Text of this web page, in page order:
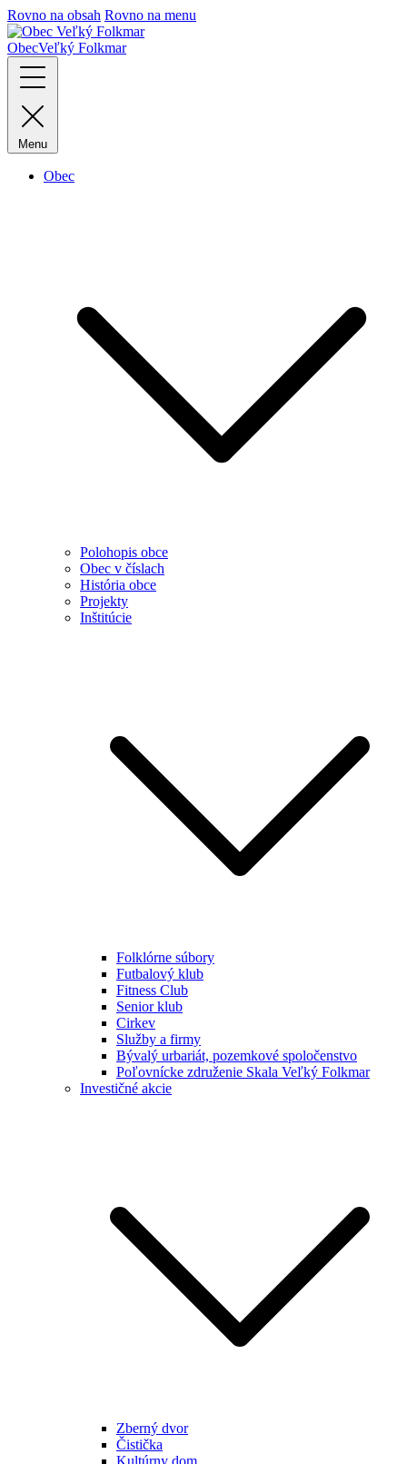
Rovno na obsah Rovno na menu
ObecVeľký Folkmar
Menu
Obec
Polohopis obce
Obec v číslach
História obce
Projekty
Inštitúcie
Folklórne súbory
Futbalový klub
Fitness Club
Senior klub
Cirkev
Služby a firmy
Bývalý urbariát, pozemkové spoločenstvo
Poľovnícke združenie Skala Veľký Folkmar
Investičné akcie
Zberný dvor
Čistička
Kultúrny dom